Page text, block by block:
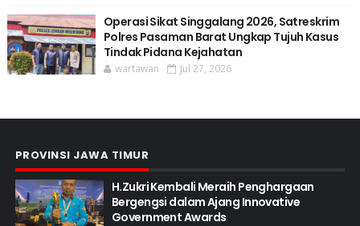
Operasi Sikat Singgalang 2026, Satreskrim
Polres Pasaman Barat Ungkap Tujuh Kasus
Tindak Pidana Kejahatan
wartawan Jul 27, 2026
PROVINSI JAWA TIMUR
H.Zukri Kembali Meraih Penghargaan
Bergengsi dalam Ajang Innovative
Government Awards